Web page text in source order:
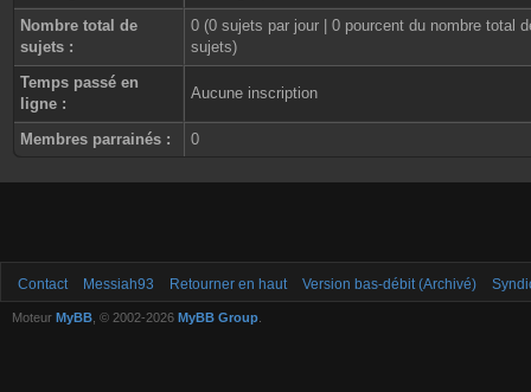
Nombre total de
sujets :
0 (0 sujets par jour | 0 pourcent du nombre total
sujets)
Temps passé en
ligne :
Aucune inscription
Membres parrainés : 0
Contact Messiah93 Retourner en haut Version bas-débit (Archivé)
Moteur MyBB , © 2002-2026 MyBB Group